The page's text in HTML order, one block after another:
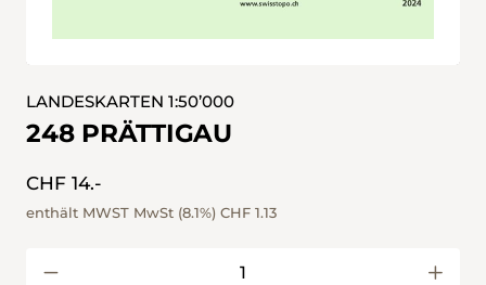
LANDESKARTEN 1:50’000
248 PRÄTTIGAU
CHF 14.-
enthält MWST MwSt (8.1%) CHF 1.13